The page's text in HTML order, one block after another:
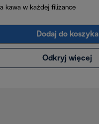
kawa w każdej filiżance
Dodaj do koszyka
Odkryj więcej